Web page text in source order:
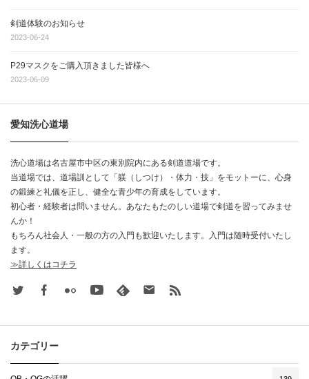
剣道体験のお知らせ
2023-06-24
P29マスクをご購入頂きました皆様へ
2023-06-09
愛知洗心道場
洗心道場は名古屋市中区の東別院内にある剣道道場です。
当道場では、道場訓として「躾（しつけ）・体力・技」をモットーに、心身
の鍛練と礼儀を正し、健全な青少年の育成をしています。
初心者・経験者は問いません。あなたもたのしい道場で剣道を習ってみませ
んか！
もちろん社会人・一般の方の入門も歓迎いたします。入門は随時受付いたし
ます。
≫詳しくはコチラ
Twitter FacebookFlickr Youtube feedly Contact
カテゴリー